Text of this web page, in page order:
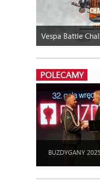
Vespa Battle
POLECAMY
BUZDYGANY